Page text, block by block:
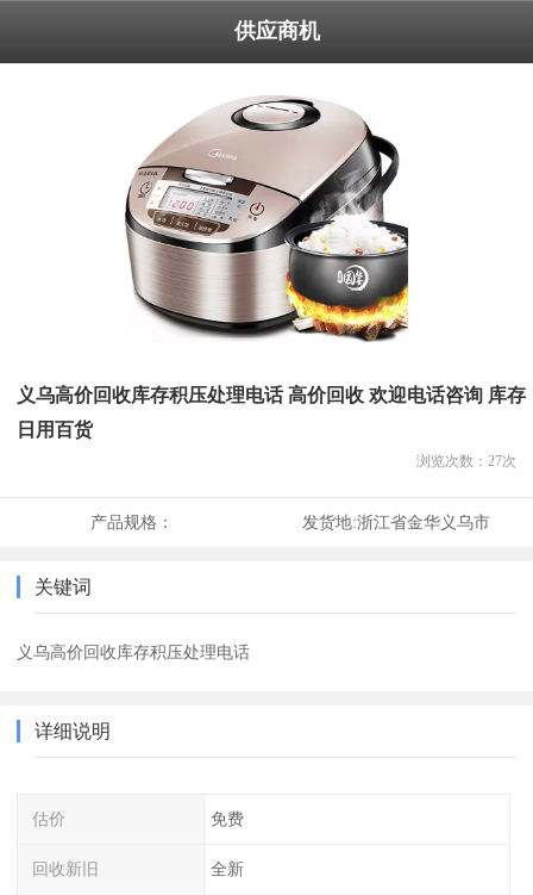
供应商机
义乌高价回收库存积压处理电话 高价回收 欢迎电话咨询 库存
日用百货
浏览次数： 27次
产品规格： 发货地:浙江省金华义乌市
关键词
义乌高价回收库存积压处理电话
详细说明
估价 免费
回收新旧 全新